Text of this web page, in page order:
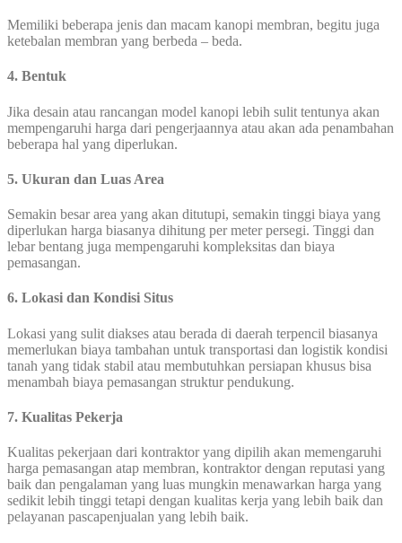
Memiliki beberapa jenis dan macam kanopi membran, begitu juga
ketebalan membran yang berbeda – beda.
4. Bentuk
Jika desain atau rancangan model kanopi lebih sulit tentunya akan
mempengaruhi harga dari pengerjaannya atau akan ada penambahan
beberapa hal yang diperlukan.
5. Ukuran dan Luas Area
Semakin besar area yang akan ditutupi, semakin tinggi biaya yang
diperlukan harga biasanya dihitung per meter persegi. Tinggi dan
lebar bentang juga mempengaruhi kompleksitas dan biaya
pemasangan.
6. Lokasi dan Kondisi Situs
Lokasi yang sulit diakses atau berada di daerah terpencil biasanya
memerlukan biaya tambahan untuk transportasi dan logistik kondisi
tanah yang tidak stabil atau membutuhkan persiapan khusus bisa
menambah biaya pemasangan struktur pendukung.
7. Kualitas Pekerja
Kualitas pekerjaan dari kontraktor yang dipilih akan memengaruhi
harga pemasangan atap membran, kontraktor dengan reputasi yang
baik dan pengalaman yang luas mungkin menawarkan harga yang
sedikit lebih tinggi tetapi dengan kualitas kerja yang lebih baik dan
pelayanan pascapenjualan yang lebih baik.